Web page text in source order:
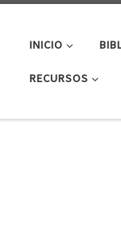
INICIO
RECURSOS